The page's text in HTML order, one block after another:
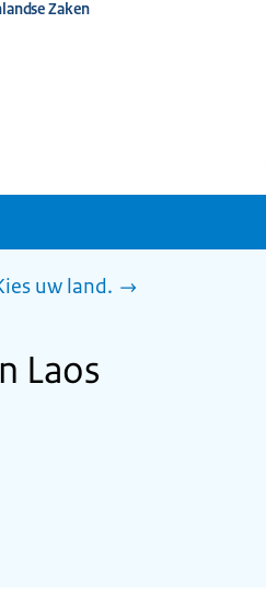
Zaken
uw land.
Laos